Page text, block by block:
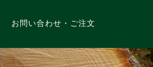
お問い合わせ・ご注文